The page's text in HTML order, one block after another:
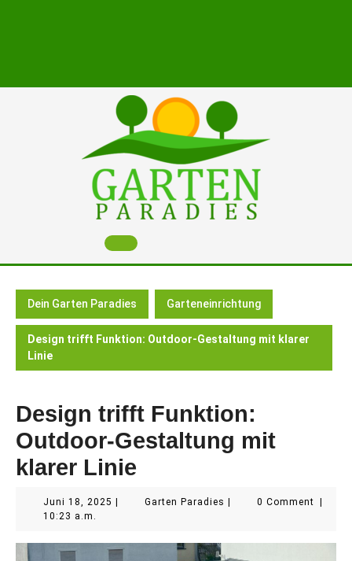
Open
Button
Dein Garten Paradies Garteneinrichtung
Design trifft Funktion: Outdoor-Gestaltung mit klarer
Linie
Design trifft Funktion:
Outdoor-Gestaltung mit
klarer Linie
Juni 18, 2025 Juni
Garten Paradies Garten 0 Comment
10:23 a.m.